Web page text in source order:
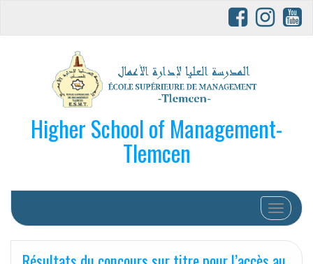
Higher School of Management-
Tlemcen
Afficher/